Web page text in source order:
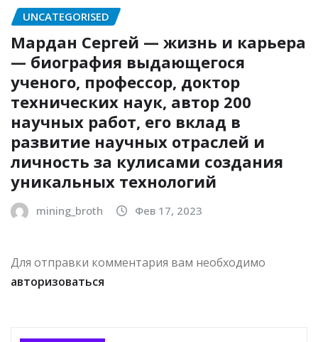
UNCATEGORISED
Мардан Сергей — жизнь и карьера
— биография выдающегося
ученого, профессор, доктор
технических наук, автор 200
научных работ, его вклад в
развитие научных отраслей и
личность за кулисами создания
уникальных технологий
mining_broth Фев 17, 2023
Для отправки комментария вам необходимо
авторизоваться